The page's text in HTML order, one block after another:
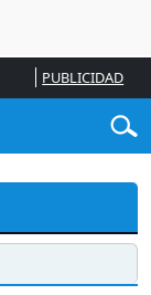
PUBLICIDAD